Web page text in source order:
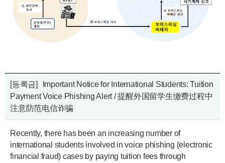
[등록금]
Important Notice for International Students: Tuition
Payment Voice Phishing Alert / 提醒外国留学生缴费过程中
注意防范电信诈骗
Recently, there has been an increasing number of
international students involved in voice phishing (electronic
financial fraud) cases by paying tuition fees through